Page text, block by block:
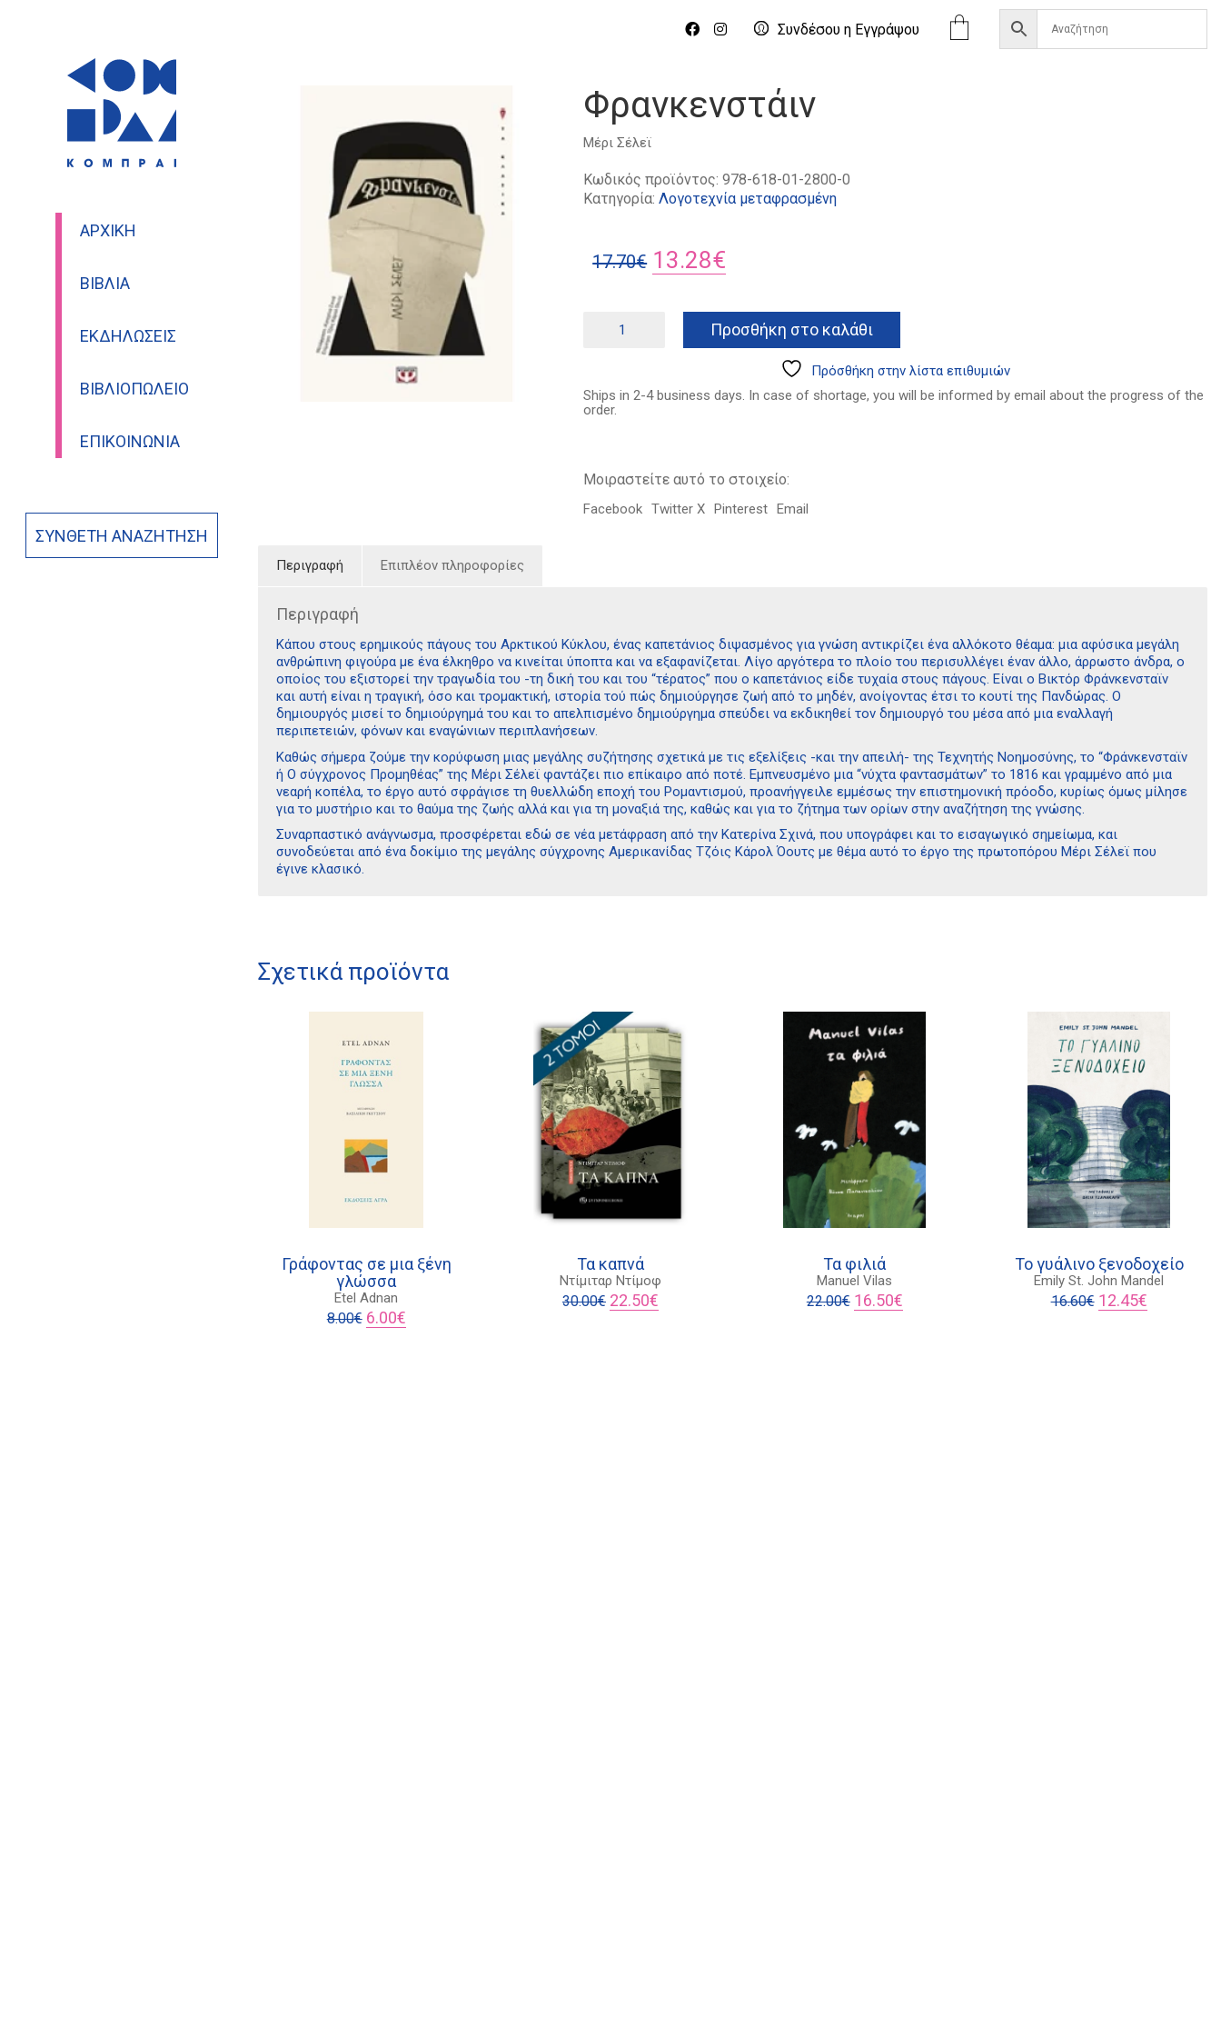
Συνδέσου η Eγγράψου
ΑΡΧΙΚΉ
ΒΙΒΛΊΑ
ΕΚΔΗΛΏΣΕΙΣ
ΒΙΒΛΙΟΠΩΛΕΊΟ
ΕΠΙΚΟΙΝΩΝΊΑ
ΣΎΝΘΕΤΗ ΑΝΑΖΉΤΗΣΗ
Φρανκενστάιν
Μέρι Σέλεϊ
Κωδικός προϊόντος:978-618-01-2800-0
Κατηγορία:Λογοτεχνία μεταφρασμένη
17.70€ Original
was:
17.70€.
13.28€
τιμή
είναι:
13.28€.
ποσότητα
Προσθήκη στο καλάθι
Πρόσθήκη στην λίστα επιθυμιών
Ships in 2-4 business days. In case of shortage, you will be informed by email about the progress of the
order.
Μοιραστείτε αυτό το στοιχείο:
Facebook Twitter X Pinterest Email
Περιγραφή Επιπλέον πληροφορίες
Περιγραφή
Κάπου στους ερημικούς πάγους του Αρκτικού Κύκλου, ένας καπετάνιος διψασμένος για γνώση αντικρίζει ένα αλλόκοτο θέαμα: μια αφύσικα μεγάλη
ανθρώπινη φιγούρα με ένα έλκηθρο να κινείται ύποπτα και να εξαφανίζεται. Λίγο αργότερα το πλοίο του περισυλλέγει έναν άλλο, άρρωστο άνδρα, ο
οποίος του εξιστορεί την τραγωδία του -τη δική του και του “τέρατος” που ο καπετάνιος είδε τυχαία στους πάγους. Είναι ο Βικτόρ Φράνκενσταϊν
και αυτή είναι η τραγική, όσο και τρομακτική, ιστορία τού πώς δημιούργησε ζωή από το μηδέν, ανοίγοντας έτσι το κουτί της Πανδώρας. Ο
δημιουργός μισεί το δημιούργημά του και το απελπισμένο δημιούργημα σπεύδει να εκδικηθεί τον δημιουργό του μέσα από μια εναλλαγή
περιπετειών, φόνων και εναγώνιων περιπλανήσεων.
Καθώς σήμερα ζούμε την κορύφωση μιας μεγάλης συζήτησης σχετικά με τις εξελίξεις -και την απειλή- της Τεχνητής Νοημοσύνης, το “Φράνκενσταϊν
ή Ο σύγχρονος Προμηθέας” της Μέρι Σέλεϊ φαντάζει πιο επίκαιρο από ποτέ. Εμπνευσμένο μια “νύχτα φαντασμάτων” το 1816 και γραμμένο από μια
νεαρή κοπέλα, το έργο αυτό σφράγισε τη θυελλώδη εποχή του Ρομαντισμού, προανήγγειλε εμμέσως την επιστημονική πρόοδο, κυρίως όμως μίλησε
για το μυστήριο και το θαύμα της ζωής αλλά και για τη μοναξιά της, καθώς και για το ζήτημα των ορίων στην αναζήτηση της γνώσης.
Συναρπαστικό ανάγνωσμα, προσφέρεται εδώ σε νέα μετάφραση από την Κατερίνα Σχινά, που υπογράφει και το εισαγωγικό σημείωμα, και
συνοδεύεται από ένα δοκίμιο της μεγάλης σύγχρονης Αμερικανίδας Τζόις Κάρολ Όουτς με θέμα αυτό το έργο της πρωτοπόρου Μέρι Σέλεϊ που
έγινε κλασικό.
Σχετικά προϊόντα
Γράφοντας σε μια ξένη
γλώσσα
Etel Adnan
8.00€ Original
price
6.00€Η
τρέχουσα
Τα καπνά
Ντίμιταρ Ντίμοφ
30.00€ Original
price
22.50€Η
τρέχουσα
Τα φιλιά
Manuel Vilas
22.00€ Original
price
16.50€Η
τρέχουσα
Το γυάλινο ξενοδοχείο
Emily St. John Mandel
16.60€ Original
price
12.45€Η
τρέχουσα